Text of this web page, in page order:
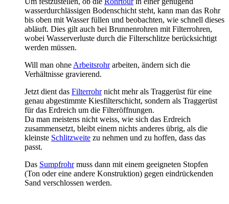
wasserdurchlässigen Bodenschicht steht, kann man das Rohr
bis oben mit Wasser füllen und beobachten, wie schnell dieses
abläuft. Dies gilt auch bei Brunnenrohren mit Filterrohren,
wobei Wasserverluste durch die Filterschlitze berücksichtigt
werden müssen.
Will man ohne Arbeitsrohrarbeiten, ändern sich die
Verhältnisse gravierend.
Jetzt dient das Filterrohrnicht mehr als Traggerüst für eine
genau abgestimmte Kiesfilterschicht, sondern als Traggerüst
für das Erdreich um die Filteröffnungen.
Da man meistens nicht weiss, wie sich das Erdreich
zusammensetzt, bleibt einem nichts anderes übrig, als die
kleinste Schlitzweite zu nehmen und zu hoffen, dass das
passt.
Das Sumpfrohrmuss dann mit einem geeigneten Stopfen
(Ton oder eine andere Konstruktion) gegen eindrückenden
Sand verschlossen werden.